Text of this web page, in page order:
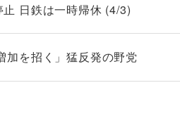
日鉄は一時帰休 (4/3)
加を招く」猛反発の野党